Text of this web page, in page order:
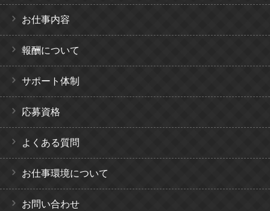
お仕事内容
報酬について
サポート体制
応募資格
よくある質問
お仕事環境について
お問い合わせ